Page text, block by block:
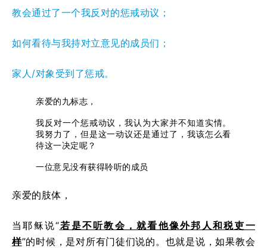
教会通过了一个我反对的惩戒动议；
如何看待与我持对立意见的成员们；
家人/对象受到了惩戒。
亲爱的九标志，
我反对一个惩戒动议，我认为大家并不知道实情。
我努力了，但是这一动议还是通过了，我该怎么看
待这一决定呢？
一位意见没有获得聆听的成员
亲爱的肢体，
当耶稣说“若是不听教会，就看他像外邦人和税吏一
样”的时候，是对所有门徒们说的。也就是说，如果教会